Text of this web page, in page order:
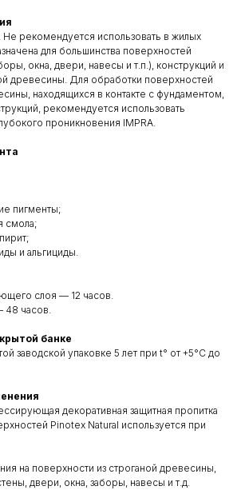
рекомендуется использовать в жилых
для большинства поверхностей
окна, двери, навесы и т.п.), конструкций и
древесины. Для обработки поверхностей
находящихся в контакте с фундаментом,
рекомендуется использовать
проникновения IMPRA.
пигменты;
смола;
и альгициды.
слоя — 12 часов.
48 часов.
банке
заводской упаковке 5 лет при t° от +5°С до
декоративная защитная пропитка
Pinotex Natural используется при
на поверхности из строганой древесины,
двери, окна, заборы, навесы и т.д.